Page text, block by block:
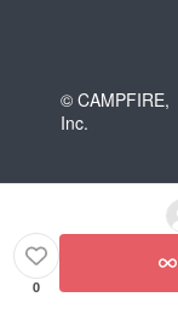
© CAMPFIRE,
Inc.
0